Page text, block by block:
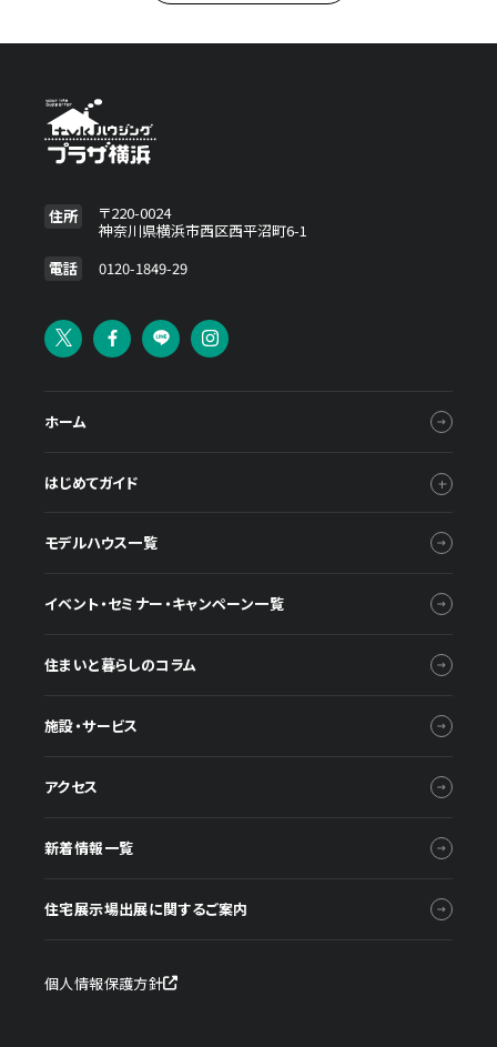
住所
〒220-0024
神奈川県横浜市西区西平沼町6-1
電話
0120-1849-29
ホーム
はじめてガイド
モデルハウス一覧
イベント・セミナー・キャンペーン一覧
住まいと暮らしのコラム
施設・サービス
アクセス
新着情報一覧
住宅展示場出展に関するご案内
個人情報保護方針